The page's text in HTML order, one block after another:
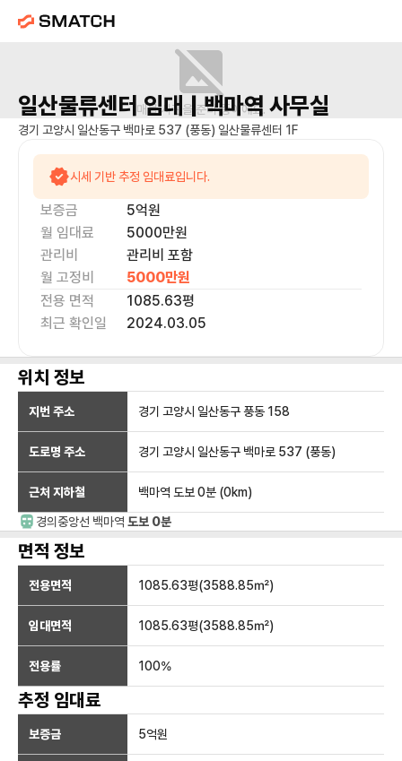
매물 사진을 준비 중이에요.
일산물류센터임대 | 백마역사무실
경기 고양시 일산동구 백마로 537 (풍동) 일산물류센터 1F
시세 기반 추정 임대료입니다.
보증금 5억원
월 임대료
5000만원
관리비
관리비 포함
월 고정비
5000만원
전용 면적
1085.63평
최근 확인일
2024.03.05
위치 정보
지번 주소 경기 고양시 일산동구 풍동 158
도로명 주소 경기 고양시 일산동구 백마로 537 (풍동)
근처 지하철 백마역 도보 0분 (0km)
경의중앙선 백마역 도보 0분
면적 정보
전용면적 1085.63평(3588.85㎡)
임대면적 1085.63평(3588.85㎡)
전용률 100%
추정 임대료
보증금 5억원